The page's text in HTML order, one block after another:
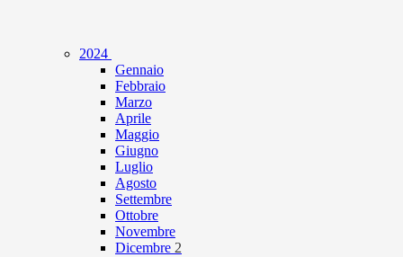
2024
Gennaio
Febbraio
Marzo
Aprile
Maggio
Giugno
Luglio
Agosto
Settembre
Ottobre
Novembre
Dicembre 2